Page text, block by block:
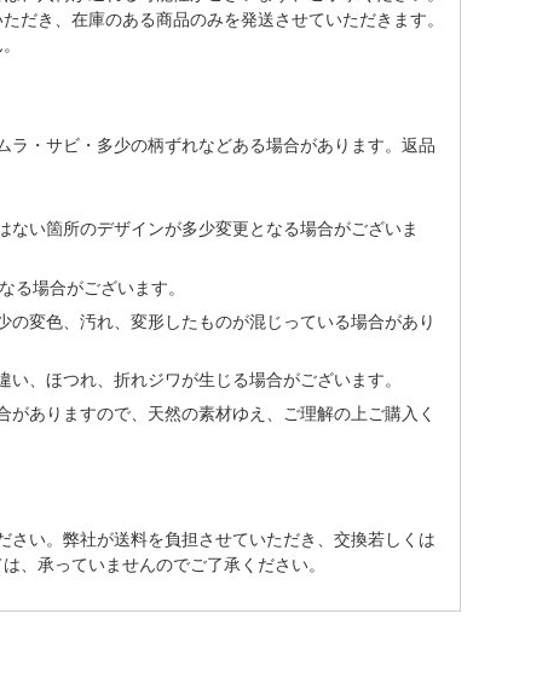
だき、在庫のある商品のみを発送させていただきます。
・サビ・多少の柄ずれなどある場合があります。返品
い箇所のデザインが多少変更となる場合がございま
る場合がございます。
変色、汚れ、変形したものが混じっている場合があり
、ほつれ、折れジワが生じる場合がございます。
ありますので、天然の素材ゆえ、ご理解の上ご購入く
い。弊社が送料を負担させていただき、交換若しくは
、承っていませんのでご了承ください。